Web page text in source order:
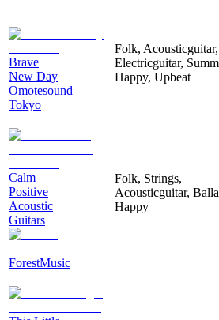
Brave
New Day
Omotesound
Tokyo
Folk, Acousticguitar,
Electricguitar,
Happy, Upbeat
Calm
Positive
Acoustic
Guitars
ForestMusic
Folk, Strings,
Acousticguitar,
Happy